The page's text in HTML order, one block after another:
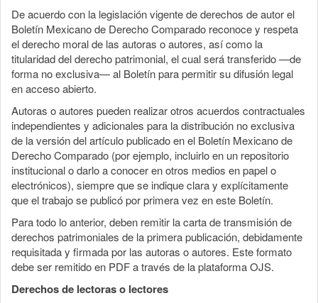
De acuerdo con la legislación vigente de derechos de autor el
Boletín Mexicano de Derecho Comparado reconoce y respeta
el derecho moral de las autoras o autores, así como la
titularidad del derecho patrimonial, el cual será transferido —de
forma no exclusiva— al Boletín para permitir su difusión legal
en acceso abierto.
Autoras o autores pueden realizar otros acuerdos contractuales
independientes y adicionales para la distribución no exclusiva
de la versión del artículo publicado en el Boletín Mexicano de
Derecho Comparado (por ejemplo, incluirlo en un repositorio
institucional o darlo a conocer en otros medios en papel o
electrónicos), siempre que se indique clara y explícitamente
que el trabajo se publicó por primera vez en este Boletín.
Para todo lo anterior, deben remitir la carta de transmisión de
derechos patrimoniales de la primera publicación, debidamente
requisitada y firmada por las autoras o autores. Este formato
debe ser remitido en PDF a través de la plataforma OJS.
Derechos de lectoras o lectores